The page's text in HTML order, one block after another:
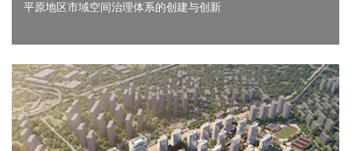
平原地区市域空间治理体系的创建与创新